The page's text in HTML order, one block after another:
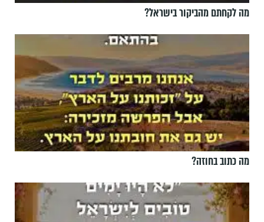
מה לקחתם מהביקור בישראל?
מה כתוב בחוזה?